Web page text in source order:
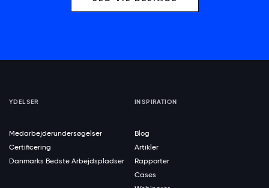
YDELSER
Medarbejderundersøgelser
Certificering
Danmarks Bedste Arbejdspladser
INSPIRATION
Blog
Artikler
Rapporter
Cases